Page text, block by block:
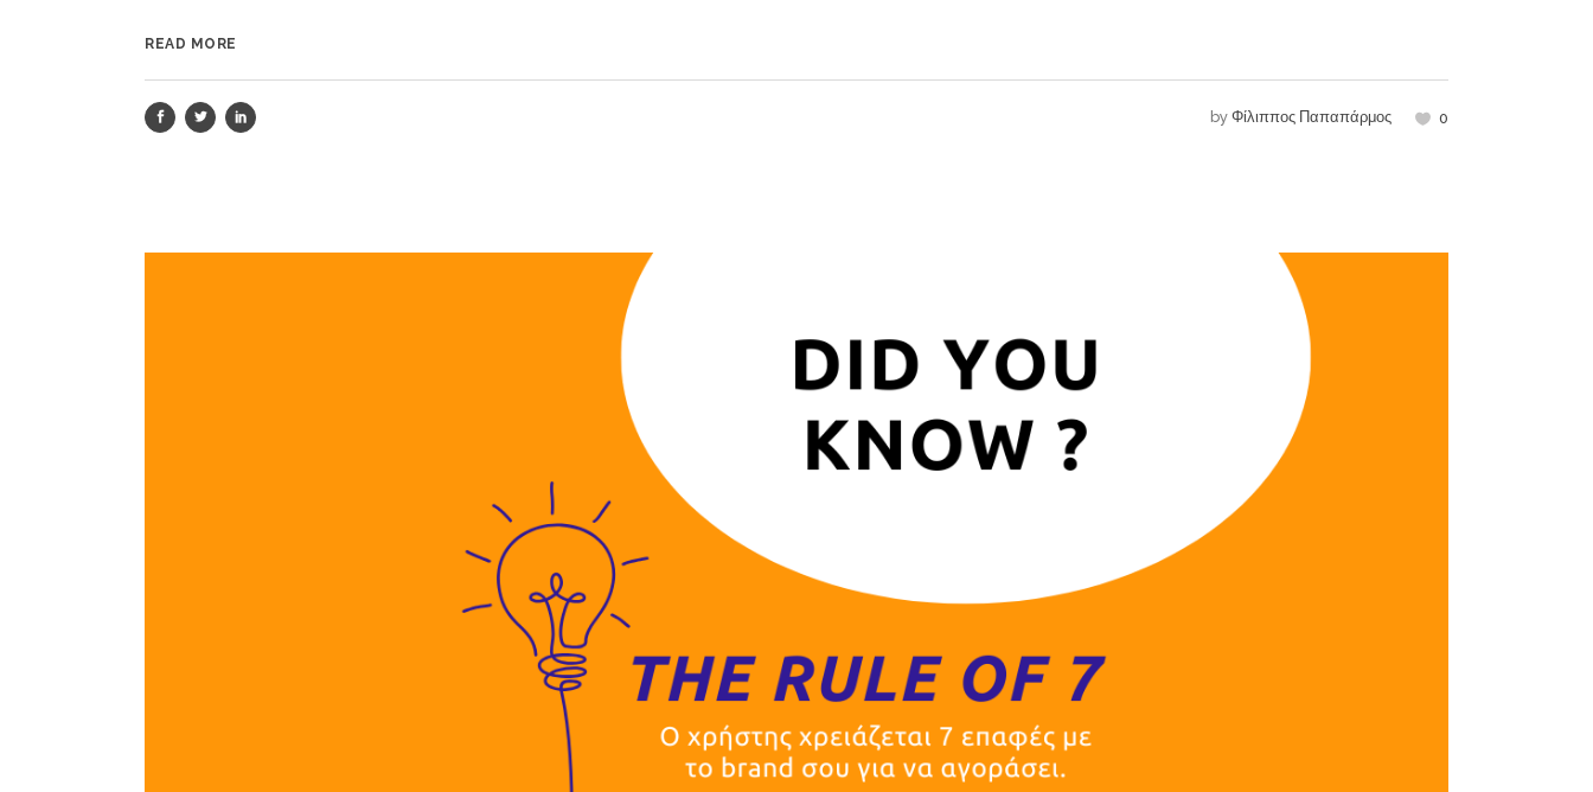
READ MORE
by Φίλιππος Παπαπάρμος 0